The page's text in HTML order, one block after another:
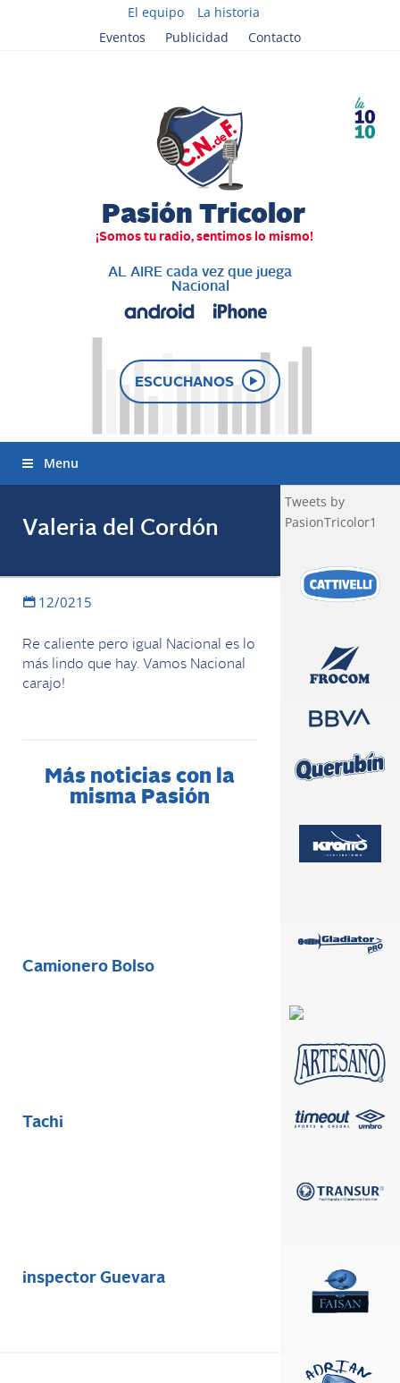
El equipo
La historia
Eventos
Publicidad Contacto
AL AIRE cada vez que juega
Nacional
ESCUCHANOS
Menu
Valeria del Cordón
12/0215
Re caliente pero igual Nacional es lo
más lindo que hay. Vamos Nacional
carajo!
Más noticias con la
misma Pasión
Camionero Bolso
Tachi
inspector Guevara
Tweets by
PasionTricolor1